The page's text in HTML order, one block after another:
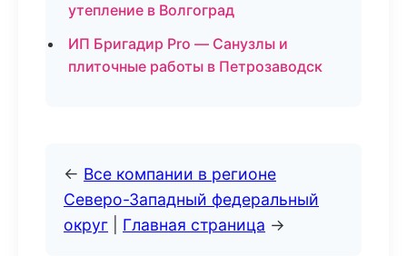
утепление в Волгоград
ИП Бригадир Pro — Санузлы и
плиточные работы в Петрозаводск
← Все компании в регионе
Северо-Западный федеральный
округ
Главная страница →